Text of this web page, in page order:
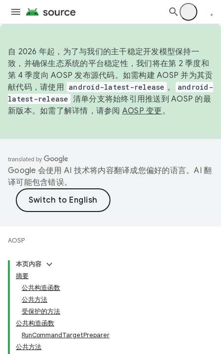
自 2026 年起，为了与我们的主干稳定开发模型保持一
致，并确保生态系统的平台稳定性，我们将在第 2 季度和
第 4 季度向 AOSP 发布源代码。如需构建 AOSP 并为其贡
献代码，请使用 android-latest-release 。
android-
latest-release 清单分支将始终引用推送到 AOSP 的最
新版本。如需了解详情，请参阅 AOSP 变更。
Google 会使用 AI 技术将内容翻译成您偏好的语言。AI 翻
译可能包含错误。
AOSP
本页内容
摘要
公共构造函数
公共方法
受保护的方法
公共构造函数
RunCommandTargetPreparer
公共方法